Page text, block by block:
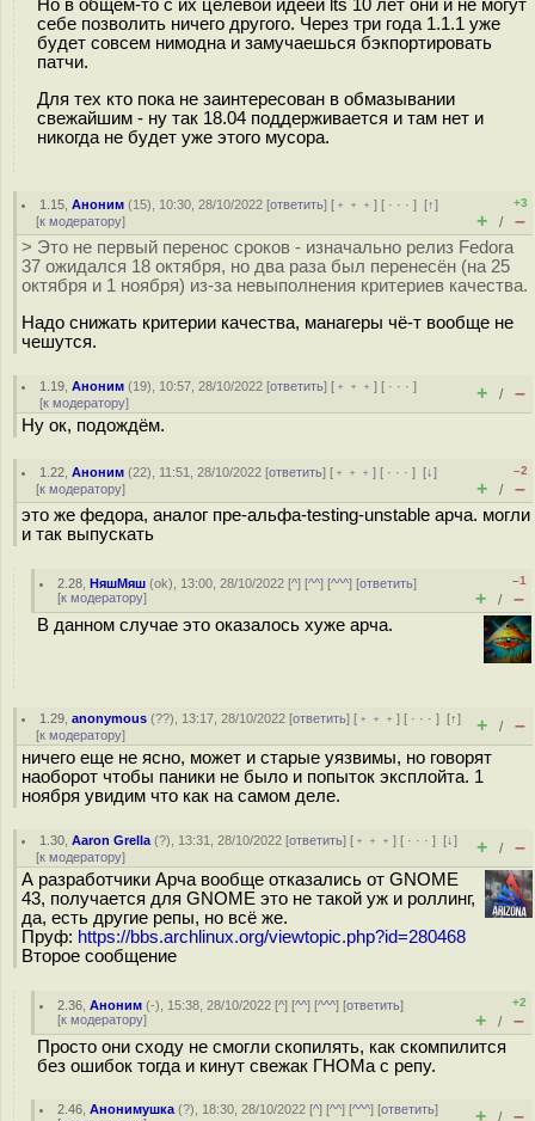
Но в общем-то с их целевой идеей lts 10 лет они и не могут
себе позволить ничего другого. Через три года 1.1.1 уже
будет совсем нимодна и замучаешься бэкпортировать
патчи.
Для тех кто пока не заинтересован в обмазывании
свежайшим - ну так 18.04 поддерживается и там нет и
никогда не будет уже этого мусора.
1.15 ,Аноним (15), 10:30, 28/10/2022 [ответить] [ ﹢﹢﹢] [ · · ·][↑]
[к модератору]
+3
+ / –
> Это не первый перенос сроков - изначально релиз Fedora
37 ожидался 18 октября, но два раза был перенесён (на 25
октября и 1 ноября) из-за невыполнения критериев качества.
Надо снижать критерии качества, манагеры чё-т вообще не
чешутся.
1.19 ,Аноним (19), 10:57, 28/10/2022 [ответить] [ ﹢﹢﹢] [ · · ·]
[к модератору] + / –
Ну ок, подождём.
1.22 ,Аноним (22), 11:51, 28/10/2022 [ответить] [ ﹢﹢﹢] [ · · ·][↓]
[к модератору]
–2
+ / –
это же федора, аналог пре-альфа-testing-unstable арча. могли
и так выпускать
2.28 ,НяшМяш (ok), 13:00, 28/10/2022 [^] [^^] [^^^] [ответить]
[к модератору]
–1
+ / –
В данном случае это оказалось хуже арча.
1.29 ,anonymous (??), 13:17, 28/10/2022 [ответить] [ ﹢﹢﹢] [ · · ·][↑]
[к модератору] + / –
ничего еще не ясно, может и старые уязвимы, но говорят
наоборот чтобы паники не было и попыток эксплойта. 1
ноября увидим что как на самом деле.
1.30 ,Aaron Grella (?), 13:31, 28/10/2022 [ответить] [ ﹢﹢﹢] [ · · ·][↓]
[к модератору] + / –
А разработчики Арча вообще отказались от GNOME
43, получается для GNOME это не такой уж и роллинг,
да, есть другие репы, но всё же.
Пруф: https://bbs.archlinux.org/viewtopic.php?id=280468
Второе сообщение
2.36 ,Аноним (-), 15:38, 28/10/2022 [^] [^^] [^^^] [ответить]
[к модератору]
+2
+ / –
Просто они сходу не смогли скопилять, как скомпилится
без ошибок тогда и кинут свежак ГНОМа с репу.
2.46 ,Анонимушка (?), 18:30, 28/10/2022 [^] [^^] [^^^] [ответить]
+ / –